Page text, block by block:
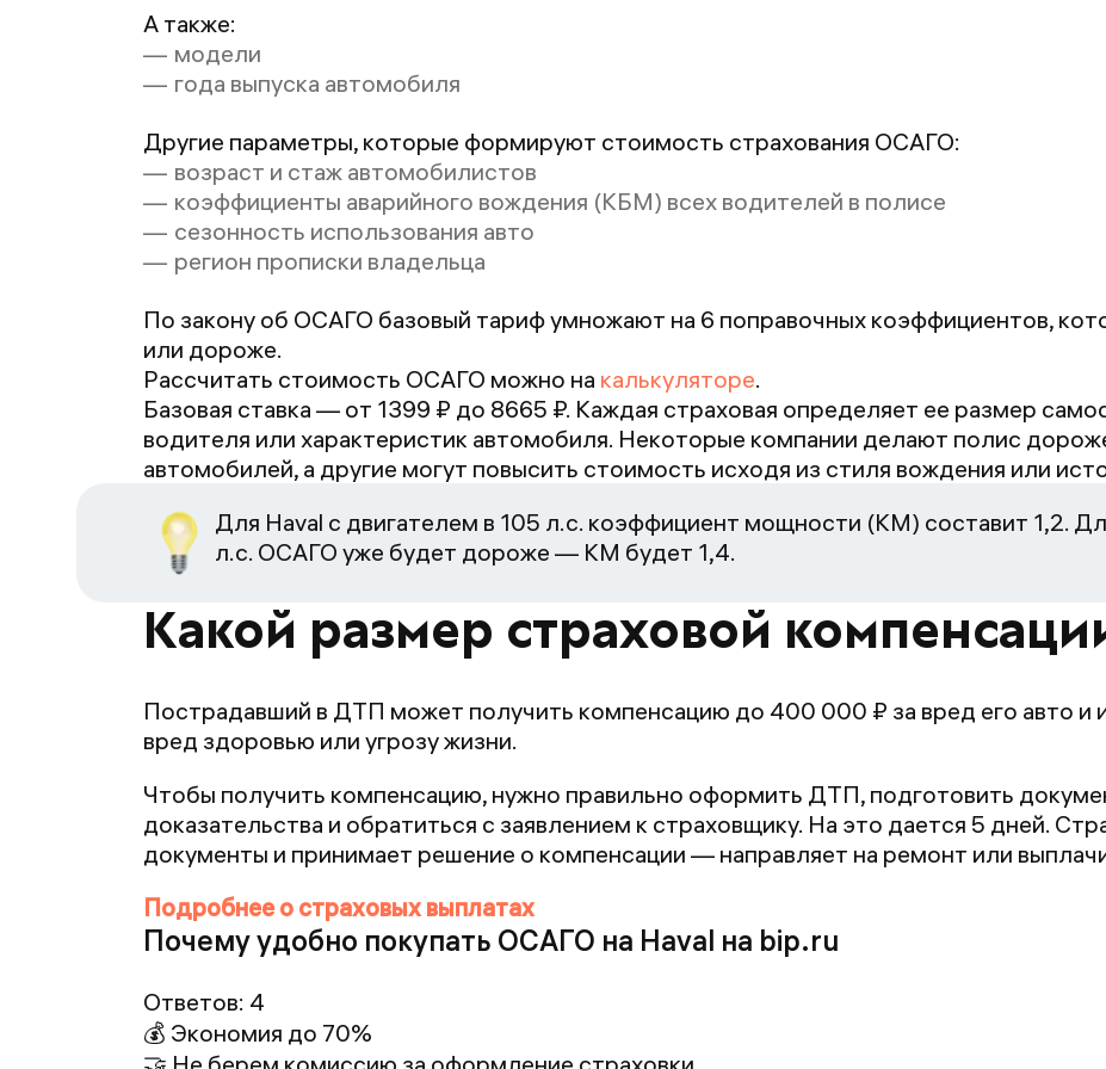
А также:
модели
года выпуска автомобиля
Другие параметры, которые формируют стоимость страхования ОСАГО:
возраст и стаж автомобилистов
коэффициенты аварийного вождения (КБМ) всех водителей в полисе
сезонность использования авто
регион прописки владельца
По закону об ОСАГО базовый тариф умножают на 6 поправочных коэффициентов,
или дороже.
Рассчитать стоимость ОСАГО можно на калькуляторе.
Базовая ставка — от 1399 ₽ до 8665 ₽. Каждая страховая определяет ее размер
водителя или характеристик автомобиля. Некоторые компании делают полис
автомобилей, а другие могут повысить стоимость исходя из стиля вождения или
Для Haval c двигателем в 105 л.с. коэффициент мощности (КМ) составит 1,2.
л.с. ОСАГО уже будет дороже — КМ будет 1,4.
Какой размер страховой
Пострадавший в ДТП может получить компенсацию до 400 000 ₽ за вред его авто
вред здоровью или угрозу жизни.
Чтобы получить компенсацию, нужно правильно оформить ДТП, подготовить
доказательства и обратиться с заявлением к страховщику. На это дается 5 дней.
документы и принимает решение о компенсации — направляет на ремонт или
Подробнее о страховых выплатах
Почему удобно покупать ОСАГО на Haval на bip.ru
Ответов: 4
💰 Экономия до 70%